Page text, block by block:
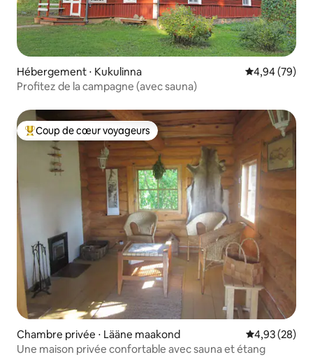
Hébergement ⋅ Kukulinna Évaluation
4,94 (79)
Profitez de la campagne (avec sauna)
Coups de cœur voyageurs les plus appréciés
Coup de cœur voyageurs
Chambre privée ⋅ Lääne maakond Évaluation
4,93 (28)
Une maison privée confortable avec sauna et étang